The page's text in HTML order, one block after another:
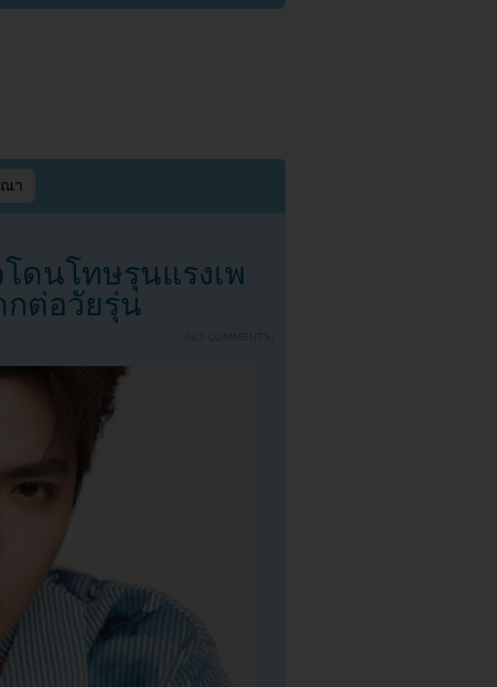
า
ดนโทษรุนแรงเพ
กต่อวัยรุ่น
NO COMMENTS